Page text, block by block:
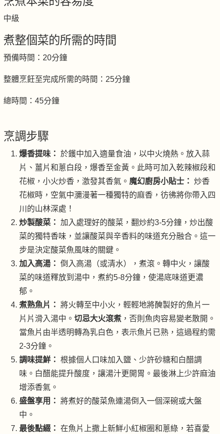
中級
煮整個菜的所需的時間
預備時間：20分鐘
整體烹飪至完成所需的時間：25分鐘
總時間：45分鐘
烹調步驟
爆香提味： 於鑊中加入適量食油，以中火燒熱。放入蒜
片、薑片和蔥白段，爆香至金黃。此時可加入乾辣椒段和
花椒，小火炒香，激發其香氣。 魔幻廚房小貼士： 炒香
花椒時，空氣中瀰漫著一種獨特的麻香，彷彿將你帶入四
川的山林深處！
炒製酸菜： 加入處理好的酸菜，翻炒約3-5分鐘，炒出酸
菜的獨特香味，並讓酸菜與辛香料的味道充分融合。這一
步是決定酸菜魚風味的關鍵。
加入高湯： 倒入高湯（或清水），煮滾。轉中火，讓酸
菜的味道釋放到湯中，煮約5-8分鐘，使湯底味道更濃
郁。
煮熟魚片： 將火轉至中小火，輕輕地將醃製好的魚片一
片片滑入湯中。 切忌大火滾煮 ，否則魚肉容易變老散開。
當魚片由半透明轉為乳白色，表示魚片已熟，這過程約需
2-3分鐘。
調味提鮮： 根據個人口味加入鹽、少許砂糖和白醋調
味。白醋能提升酸度，讓湯汁更開胃。最後淋上少許麻油
增添香氣。
盛盤享用： 將煮好的酸菜魚連湯倒入一個深碗或大盤
中。
最後點綴： 在魚片上撒上新鮮小紅椒圈和蔥綠，若喜愛